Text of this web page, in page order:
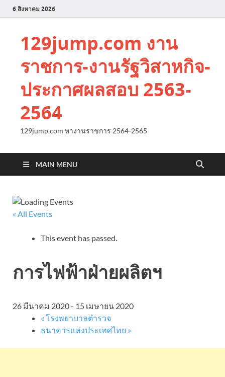
6 สิงหาคม 2026
129jump.com งาน
ราชการ-งานรัฐวิสาหกิจ-
ประกาศผลสอบ 2563-
2564
129jump.com หางานราชการ 2564-2565
MAIN MENU
« All Events
This event has passed.
การไฟฟ้าฝ่ายผลิตฯ
26 มีนาคม 2020- 15 เมษายน 2020
« โรงพยาบาลตำรวจ
ธนาคารแห่งประเทศไทย »